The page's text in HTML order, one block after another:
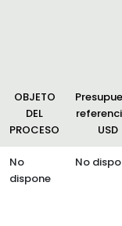
OBJETO
DEL
PROCESO
USD
No
dispone
No